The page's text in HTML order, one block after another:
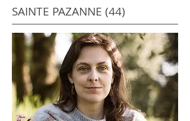
SAINTE PAZANNE (44)